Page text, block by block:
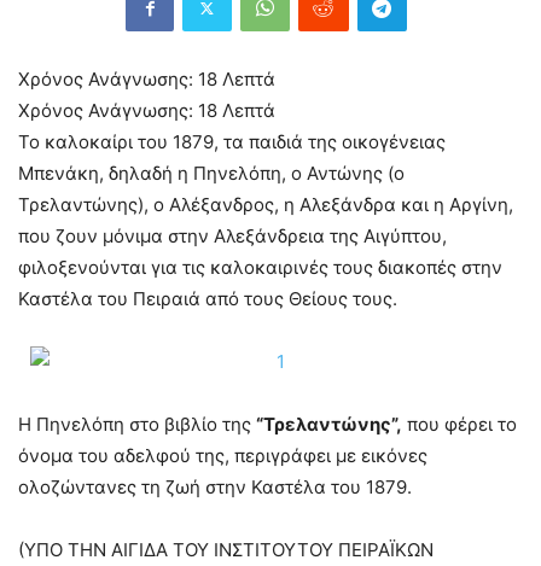
Χρόνος Ανάγνωσης: 18 Λεπτά
Χρόνος Ανάγνωσης: 18 Λεπτά
Το καλοκαίρι του 1879, τα παιδιά της οικογένειας
Μπενάκη, δηλαδή η Πηνελόπη, ο Αντώνης (ο
Τρελαντώνης), ο Αλέξανδρος, η Αλεξάνδρα και η Αργίνη,
που ζουν μόνιμα στην Αλεξάνδρεια της Αιγύπτου,
φιλοξενούνται για τις καλοκαιρινές τους διακοπές στην
Καστέλα του Πειραιά από τους Θείους τους.
Η Πηνελόπη στο βιβλίο της “Τρελαντώνης”, που φέρει το
όνομα του αδελφού της, περιγράφει με εικόνες
ολοζώντανες τη ζωή στην Καστέλα του 1879.
(ΥΠΟ ΤΗΝ ΑΙΓΙΔΑ ΤΟΥ ΙΝΣΤΙΤΟΥΤΟΥ ΠΕΙΡΑΪΚΩΝ